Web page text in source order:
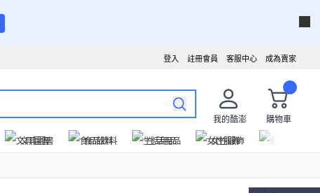
成為賣家
客服中心
註冊會員
登入
我的酷澎
購物車
文具圖書 食品飲料 生活用品 女性服飾